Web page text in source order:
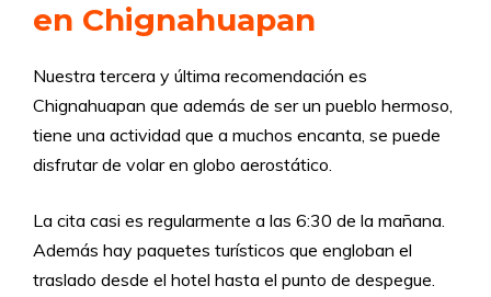
en Chignahuapan
Nuestra tercera y última recomendación es
Chignahuapan que además de ser un pueblo hermoso,
tiene una actividad que a muchos encanta, se puede
disfrutar de volar en globo aerostático.
La cita casi es regularmente a las 6:30 de la mañana.
Además hay paquetes turísticos que engloban el
traslado desde el hotel hasta el punto de despegue.